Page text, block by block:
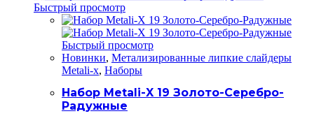
Быстрый просмотр
Быстрый просмотр
Новинки, Метализированные липкие слайдеры
Metali-x, Наборы
Набор Metali-X 19 Золото-Серебро-
Радужные